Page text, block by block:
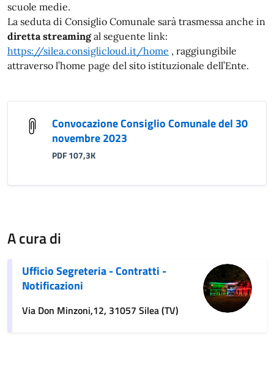
scuole medie.
La seduta di Consiglio Comunale sarà trasmessa anche in
diretta streamingal seguente link:
https://silea.consiglicloud.it/home , raggiungibile
attraverso l’home page del sito istituzionale dell’Ente.
Convocazione Consiglio Comunale del 30
novembre 2023
PDF 107,3K
A cura di
Ufficio Segreteria - Contratti -
Notificazioni
Via Don Minzoni,12, 31057 Silea (TV)